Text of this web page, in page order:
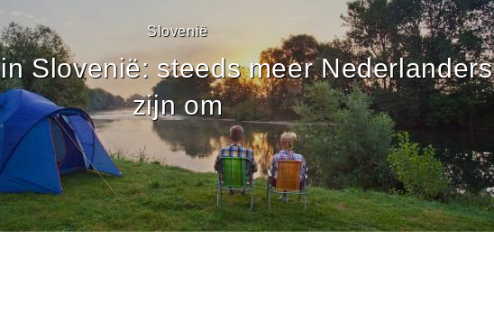
Slovenië
Slovenië: steeds meer Nederlanders
zijn om